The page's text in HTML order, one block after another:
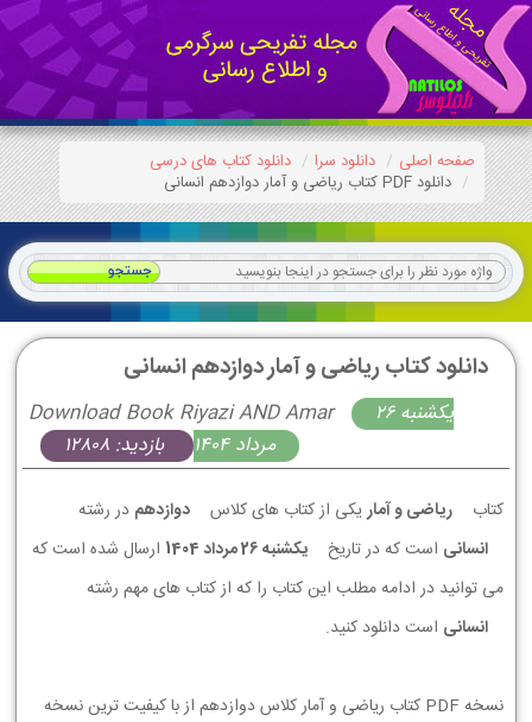
صفحه اصلی دانلود سرا
دانلود کتاب های درسی
دانلود PDF کتاب ریاضی و آمار دوازدهم انسانی
دانلود کتاب ریاضی و آمار دوازدهم انسانی
Download Book Riyazi AND Amar
يكشنبه 26
مرداد 1404
بازدید: 12808
کتاب ریاضی و آماریکی از کتاب های کلاس دوازدهم در رشته
انسانی است که در تاریخ يكشنبه 26 مرداد 1404
ارسال شده است که
می توانید در ادامه مطلب این کتاب را که از کتاب های مهم رشته
انسانی است دانلود کنید.
نسخه PDF کتاب ریاضی و آمار کلاس دوازدهم از با کیفیت ترین نسخه